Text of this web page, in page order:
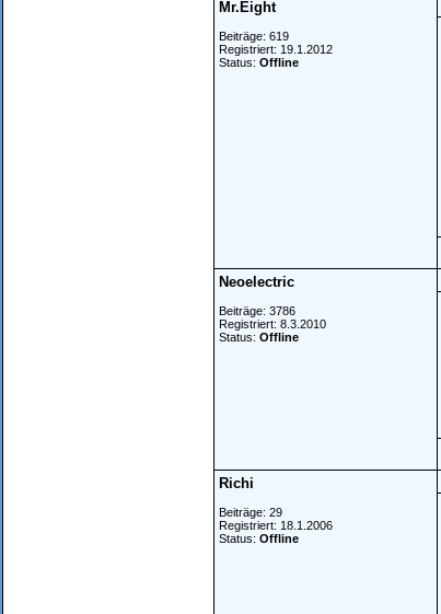
Mr.Eight
Beiträge: 619
Registriert: 19.1.2012
Status: Offline
Neoelectric
Beiträge: 3786
Registriert: 8.3.2010
Status: Offline
Richi
Beiträge: 29
Registriert: 18.1.2006
Status: Offline